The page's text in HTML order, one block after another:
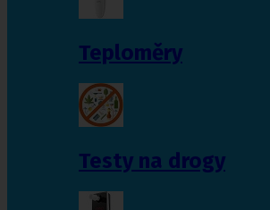
Teploměry
Testy na drogy